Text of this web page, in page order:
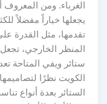
الغرباء. ومن المعروف
يجعلها خياراً مفضلاً
تقدمها، مثل القدرة على
المنظر الخارجي، تجعل
ستائر ويفي المتاحة تعد
الكويت نظرًا لتصاميمها
الستائر بعدة أنواع